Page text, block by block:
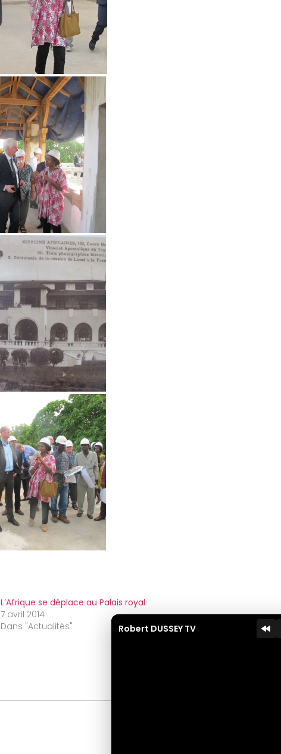
L’Afrique se déplace au Palais royal
7 avril 2014
Dans "Actualités"
Robert DUSSEY TV